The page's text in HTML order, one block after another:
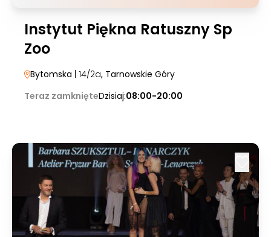
Instytut Piękna Ratuszny Sp
Zoo
Bytomska | 14/2a, Tarnowskie Góry
Teraz zamknięteDzisiaj:08:00-20:00